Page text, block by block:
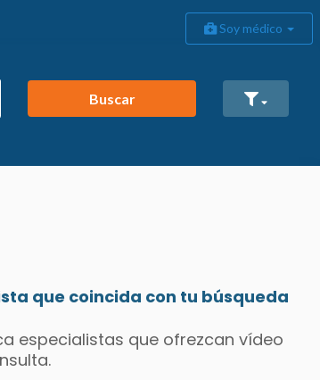
Soy médico
Buscar
que coincida con tu búsqueda
especialistas que ofrezcan vídeo